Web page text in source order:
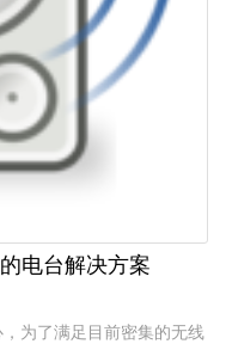
电台解决方案
为了满足目前密集的无线